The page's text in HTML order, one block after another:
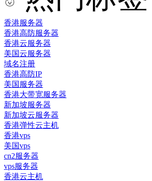
香港服务器
香港高防服务器
香港云服务器
美国云服务器
域名注册
香港高防IP
美国服务器
香港大带宽服务器
新加坡服务器
新加坡云服务器
香港弹性云主机
香港vps
美国vps
cn2服务器
vps服务器
香港云主机